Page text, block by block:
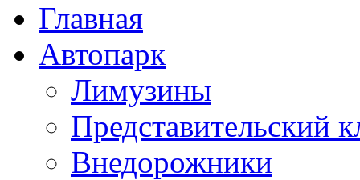
Главная
Автопарк
Лимузины
Представительский
Внедорожники